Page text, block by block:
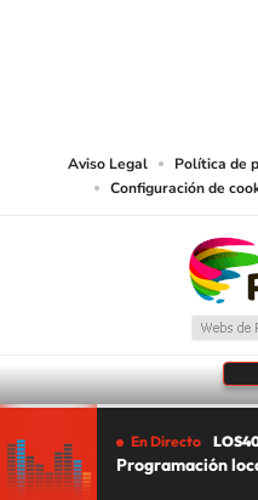
Aviso Legal Política de
Configuración de
En Directo
Programación